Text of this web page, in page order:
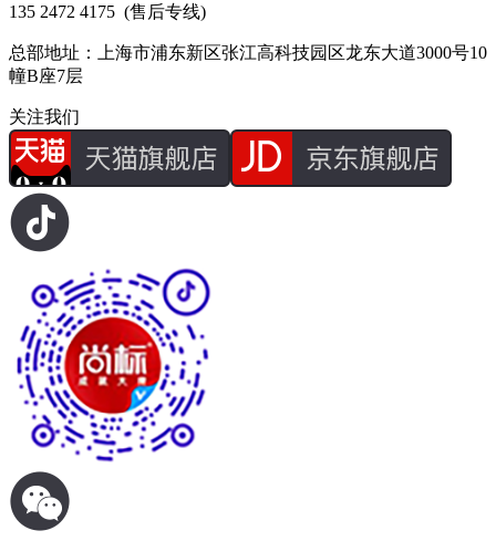
135 2472 4175 (售后专线)
总部地址：上海市浦东新区张江高科技园区龙东大道3000号10
幢B座7层
关注我们